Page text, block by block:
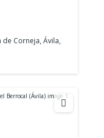
de Corneja, Ávila,